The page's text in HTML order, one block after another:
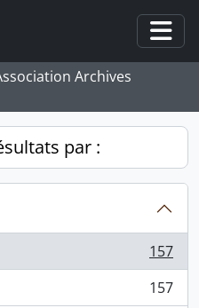
Archives
par :
157
157